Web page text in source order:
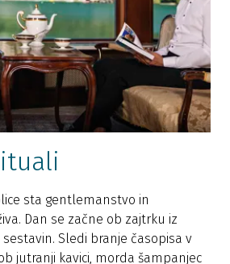
sta gentlemanstvo in
Dan se začne ob zajtrku iz
Sledi branje časopisa v
jutranji kavici, morda šampanjec